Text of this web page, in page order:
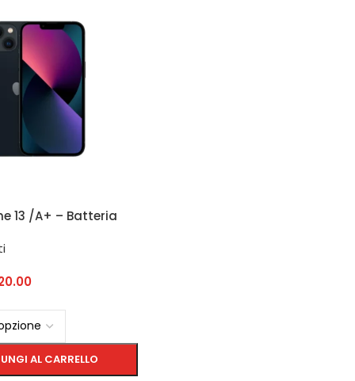
13 /A+ – Batteria
AL CARRELLO